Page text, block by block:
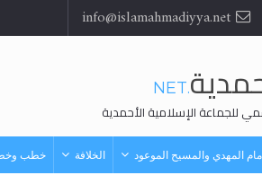
.NET
للجماعة الإسلامية الأحمدية
المهدي والمسيح الموعود الخلافة خطب